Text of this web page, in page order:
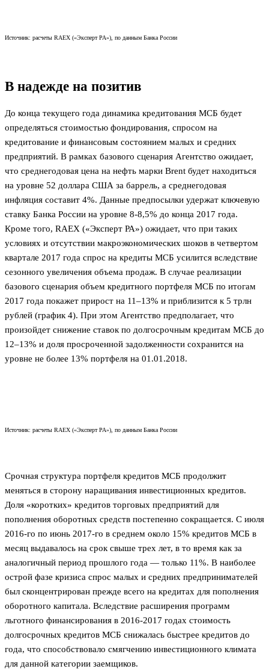
Источник: расчеты RAEX («Эксперт РА»), по данным Банка России
В надежде на позитив
До конца текущего года динамика кредитования МСБ будет
определяться стоимостью фондирования, спросом на
кредитование и финансовым состоянием малых и средних
предприятий. В рамках базового сценария Агентство ожидает,
что среднегодовая цена на нефть марки Brent будет находиться
на уровне 52 доллара США за баррель, а среднегодовая
инфляция составит 4%. Данные предпосылки удержат ключевую
ставку Банка России на уровне 8-8,5% до конца 2017 года.
Кроме того, RAEX («Эксперт РА») ожидает, что при таких
условиях и отсутствии макроэкономических шоков в четвертом
квартале 2017 года спрос на кредиты МСБ усилится вследствие
сезонного увеличения объема продаж. В случае реализации
базового сценария объем кредитного портфеля МСБ по итогам
2017 года покажет прирост на 11–13% и приблизится к 5 трлн
рублей (график 4). При этом Агентство предполагает, что
произойдет снижение ставок по долгосрочным кредитам МСБ до
12–13% и доля просроченной задолженности сохранится на
уровне не более 13% портфеля на 01.01.2018.
Источник: расчеты RAEX («Эксперт РА»), по данным Банка России
Срочная структура портфеля кредитов МСБ продолжит
меняться в сторону наращивания инвестиционных кредитов.
Доля «коротких» кредитов торговых предприятий для
пополнения оборотных средств постепенно сокращается. С июля
2016-го по июнь 2017-го в среднем около 15% кредитов МСБ в
месяц выдавалось на срок свыше трех лет, в то время как за
аналогичный период прошлого года — только 11%. В наиболее
острой фазе кризиса спрос малых и средних предпринимателей
был сконцентрирован прежде всего на кредитах для пополнения
оборотного капитала. Вследствие расширения программ
льготного финансирования в 2016-2017 годах стоимость
долгосрочных кредитов МСБ снижалась быстрее кредитов до
года, что способствовало смягчению инвестиционного климата
для данной категории заемщиков.